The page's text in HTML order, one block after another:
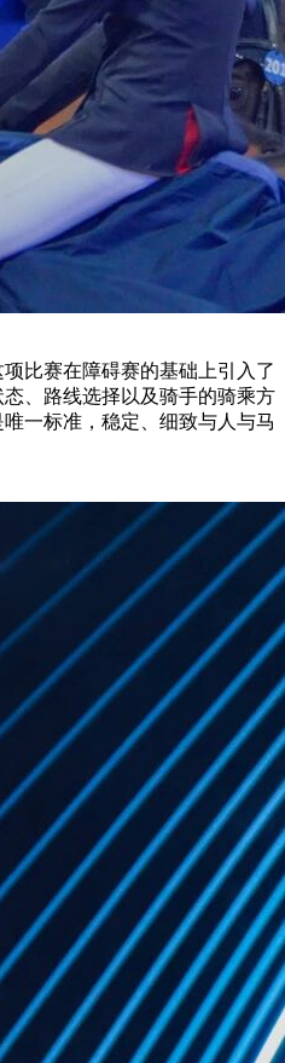
比赛在障碍赛的基础上引入了
、路线选择以及骑手的骑乘方
一标准，稳定、细致与人与马